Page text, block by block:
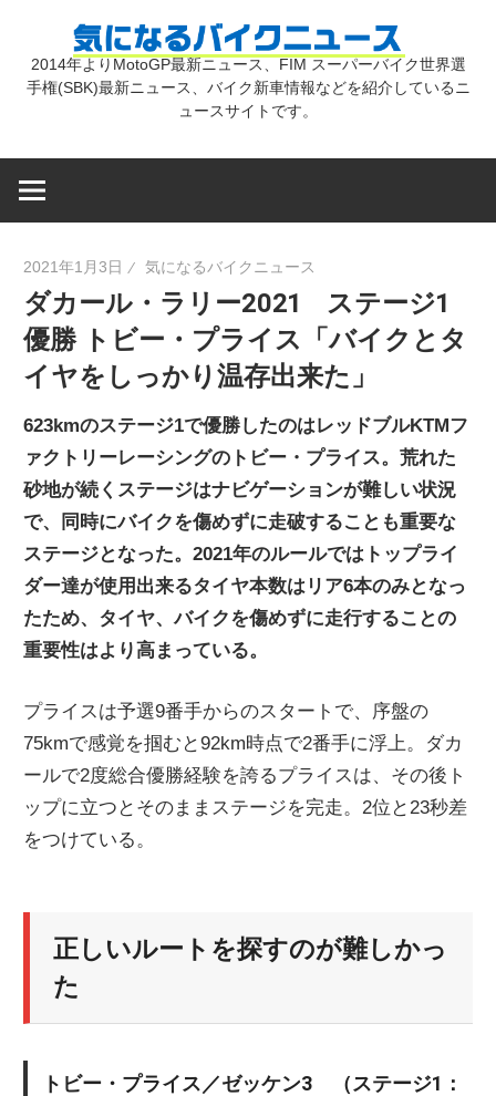
気
バ
ク
ニ
ュ
ス
2014年よりMotoGP最新ニュース、FIM スーパーバイク世界選
手権(SBK)最新ニュース、バイク新車情報などを紹介しているニ
ュースサイトです。
2021年1月3日 気になるバイクニュース
ダカール・ラリー2021 ステージ1
優勝 トビー・プライス「バイクとタ
イヤをしっかり温存出来た」
623kmのステージ1で優勝したのはレッドブルKTMフ
ァクトリーレーシングのトビー・プライス。荒れた
砂地が続くステージはナビゲーションが難しい状況
で、同時にバイクを傷めずに走破することも重要な
ステージとなった。2021年のルールではトップライ
ダー達が使用出来るタイヤ本数はリア6本のみとなっ
たため、タイヤ、バイクを傷めずに走行することの
重要性はより高まっている。
プライスは予選9番手からのスタートで、序盤の
75kmで感覚を掴むと92km時点で2番手に浮上。ダカ
ールで2度総合優勝経験を誇るプライスは、その後ト
ップに立つとそのままステージを完走。2位と23秒差
をつけている。
正しいルートを探すのが難しかっ
た
トビー・プライス／ゼッケン3 （ステージ1：